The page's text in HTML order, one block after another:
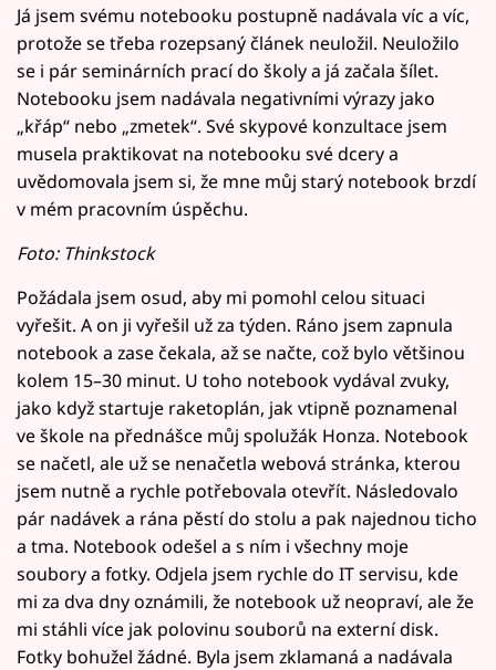
Já jsem svému notebooku postupně nadávala víc a víc,
protože se třeba rozepsaný článek neuložil. Neuložilo
se i pár seminárních prací do školy a já začala šílet.
Notebooku jsem nadávala negativními výrazy jako
„křáp“ nebo „zmetek“. Své skypové konzultace jsem
musela praktikovat na notebooku své dcery a
uvědomovala jsem si, že mne můj starý notebook brzdí
v mém pracovním úspěchu.
Foto: Thinkstock
Požádala jsem osud, aby mi pomohl celou situaci
vyřešit. A on ji vyřešil už za týden. Ráno jsem zapnula
notebook a zase čekala, až se načte, což bylo většinou
kolem 15–30 minut. U toho notebook vydával zvuky,
jako když startuje raketoplán, jak vtipně poznamenal
ve škole na přednášce můj spolužák Honza. Notebook
se načetl, ale už se nenačetla webová stránka, kterou
jsem nutně a rychle potřebovala otevřít. Následovalo
pár nadávek a rána pěstí do stolu a pak najednou ticho
a tma. Notebook odešel a s ním i všechny moje
soubory a fotky. Odjela jsem rychle do IT servisu, kde
mi za dva dny oznámili, že notebook už neopraví, ale že
mi stáhli více jak polovinu souborů na externí disk.
Fotky bohužel žádné. Byla jsem zklamaná a nadávala